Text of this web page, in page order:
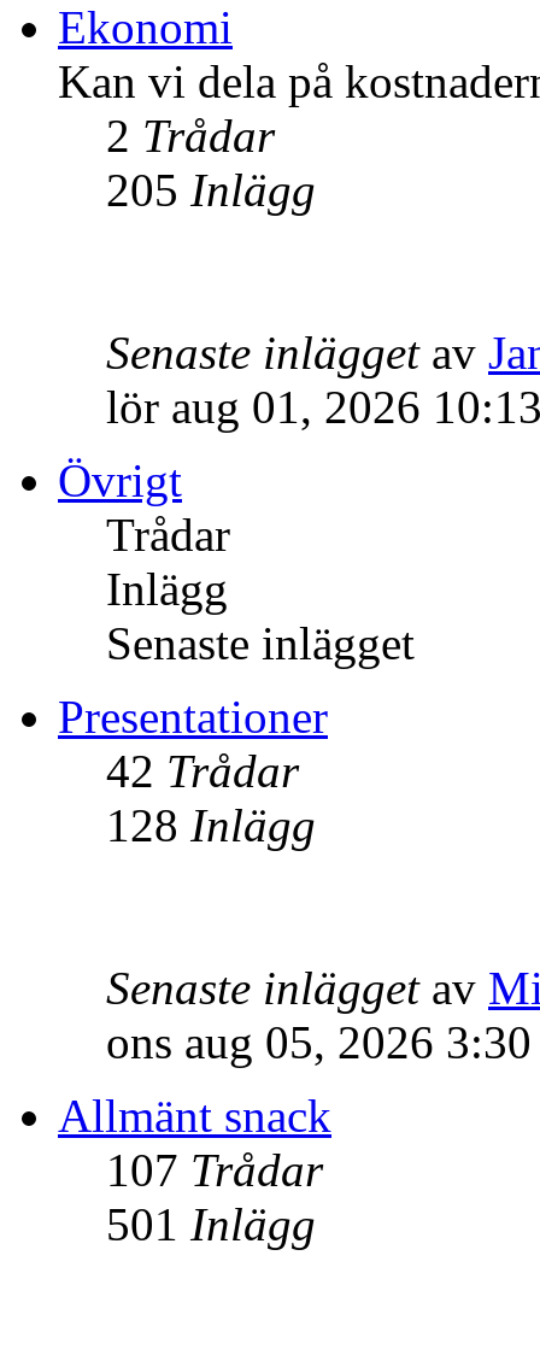
Ekonomi
Kan vi dela på
2 Trådar
205 Inlägg
Senaste inläggetav
lör aug 01, 2026
Övrigt
Trådar
Inlägg
Senaste inlägget
Presentationer
42 Trådar
128 Inlägg
Senaste inläggetav
ons aug 05, 2026
Allmänt snack
107 Trådar
501 Inlägg